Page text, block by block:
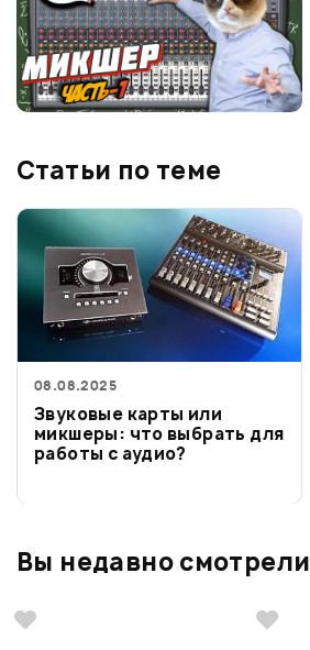
Статьи по теме
08.08.2025
Звуковые карты или
микшеры: что выбрать для
работы с аудио?
Вы недавно смотрели